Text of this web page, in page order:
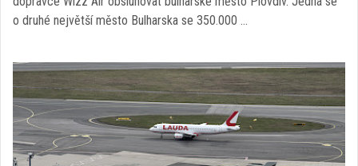
o druhé největší město Bulharska se 350.000 …